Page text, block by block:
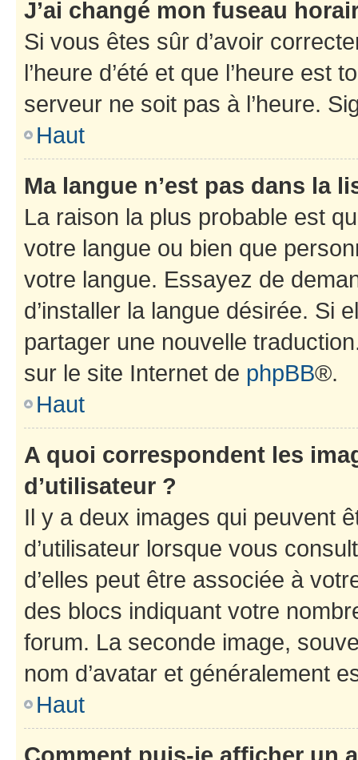
J’ai changé mon fuseau
Si vous êtes sûr d’avoir
l’heure d’été et que l’heure est
serveur ne soit pas à l’heure.
Haut
Ma langue n’est pas dans la
La raison la plus probable est
votre langue ou bien que
votre langue. Essayez de
d’installer la langue désirée. Si
partager une nouvelle
sur le site Internet de phpBB®.
Haut
A quoi correspondent les
d’utilisateur ?
Il y a deux images qui peuvent
d’utilisateur lorsque vous
d’elles peut être associée à
des blocs indiquant votre
forum. La seconde image,
nom d’avatar et généralement
Haut
Comment puis-je afficher un